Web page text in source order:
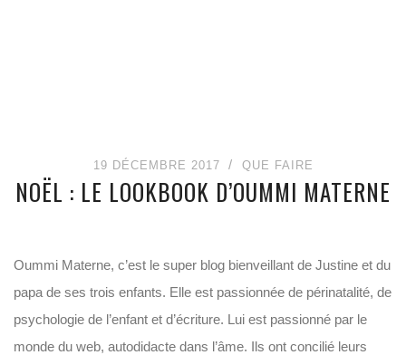
19 DÉCEMBRE 2017 QUE FAIRE
NOËL : LE LOOKBOOK D’OUMMI MATERNE
Oummi Materne, c’est le super blog bienveillant de Justine et du
papa de ses trois enfants. Elle est passionnée de périnatalité, de
psychologie de l’enfant et d’écriture. Lui est passionné par le
monde du web, autodidacte dans l’âme. Ils ont concilié leurs